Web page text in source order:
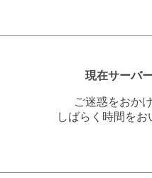
現在サーバ
ご迷惑をおか
しばらく時間を